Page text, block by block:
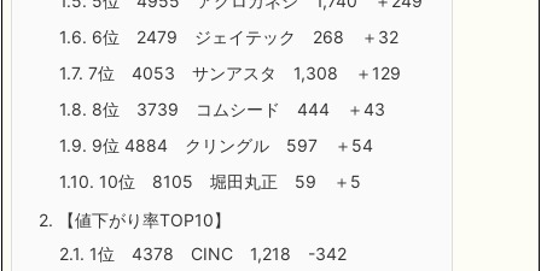
1.6. 6位 2479 ジェイテック 268 ＋32
1.7. 7位 4053 サンアスタ 1,308 ＋129
1.8. 8位 3739 コムシード 444 ＋43
1.9. 9位 4884 クリングル 597 ＋54
1.10. 10位 8105 堀田丸正 59 ＋5
2. 【値下がり率TOP10】
2.1. 1位 4378 CINC 1,218 -342